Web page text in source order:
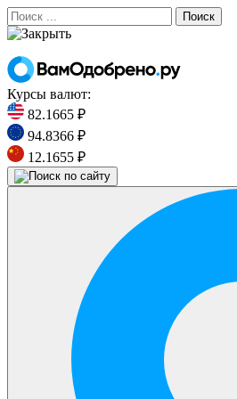
Поиск
Курсы валют:
82.1665 ₽
94.8366 ₽
12.1655 ₽